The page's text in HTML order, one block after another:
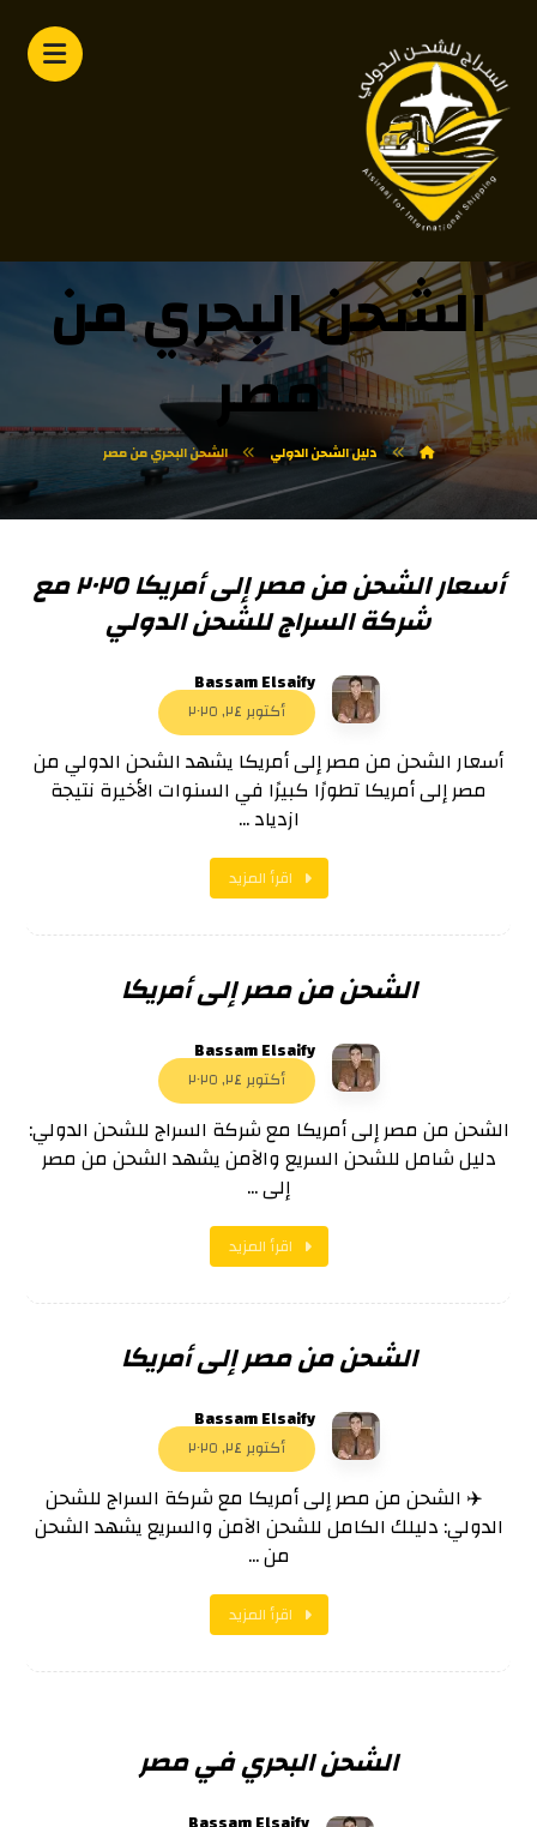
الشحن البحري من
مصر
دليل الشحن الدولي الشحن البحري من مصر
أسعار الشحن من مصر إلى أمريكا ٢٠٢٥ مع
شركة السراج للشحن الدولي
Bassam Elsaify
أكتوبر ٢٤, ٢٠٢٥
أسعار الشحن من مصر إلى أمريكا يشهد الشحن الدولي من
مصر إلى أمريكا تطورًا كبيرًا في السنوات الأخيرة نتيجة
ازدياد ...
اقرأ المزيد
الشحن من مصر إلى أمريكا
Bassam Elsaify
أكتوبر ٢٤, ٢٠٢٥
الشحن من مصر إلى أمريكا مع شركة السراج للشحن الدولي:
دليل شامل للشحن السريع والآمن يشهد الشحن من مصر
إلى ...
اقرأ المزيد
الشحن من مصر إلى أمريكا
Bassam Elsaify
أكتوبر ٢٤, ٢٠٢٥
✈️ الشحن من مصر إلى أمريكا مع شركة السراج للشحن
الدولي: دليلك الكامل للشحن الآمن والسريع يشهد الشحن
من ...
اقرأ المزيد
الشحن البحري في مصر